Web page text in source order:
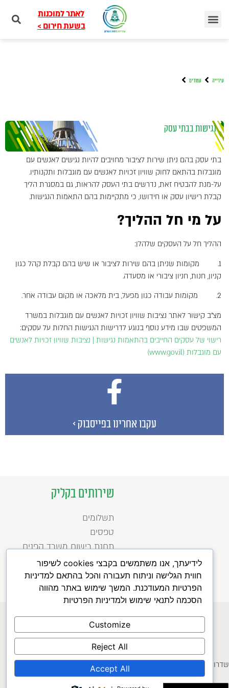
לאתר למוכנות
בשעת חירום >
עירייה עמודים
נגישות בבתי עסק
בתי עסק בהם ניתן שירות לציבור מחויבים להיות נגישים לאנשים עם
מוגבלות בהתאם לחוק שוויון זכויות לאנשים עם מוגבלות ותקנותיו.
על-מנת להבטיח זאת, נדרשים בתי העסק להראות, גם במסגרת הליך
קבלת רישיון עסק או חידושו, כי מתקיימות בהם התאמות הנגישות.
על מי חל ההליך?
ההליך חל על העסקים שלהלן:
1. מקומות שניתן בהם שירות לציבור או שיש בהם קבלת קהל כגון
קניון, חנות, חניון ציבורי או מסעדה.
2. מקומות עבודה כגון מפעל, בית מלאכה או מקום עבודה אחר.
מצ"ב קישור לאתר נציבות שוויון זכויות לאנשים עם מוגבלות במשרד
המשפטים שבו מידע נוסף בנוגע לדרישות הנגישות החלות על עסקים:
רישוי של עסקים החייבים בהתאמות נגישות | נציבות שוויון זכויות לאנשים
עם מוגבלות (www.gov.il)
עקבו אחרינו בפייסבוק >
שירותים בקליק
תשלומים
טפסים
תחנת רישום משרד הפנים
הפעלת האתר נתמכת כספית על ידי מטה ישראל דיגיטאלית, משרד הכלכלה
לדיווח על תקלות באתר לחצו כאן
הצהרת נגישות
תנאי שימוש
מדיניות פרטיות
שדרות ביאליק 41, רמת השרון, 03-5483888
לידיעתך, אנו משתמשים בקבצי cookies לשיפור
חווית הגלישה וניתוח תעבורה והכל בהתאם למדיניות
הפרטיות המעודכנת. המשך שימוש באתר מהווה
הסכמה לתנאי שימוש ולמדיניות הפרטיות
Customize
Reject All
Accept All